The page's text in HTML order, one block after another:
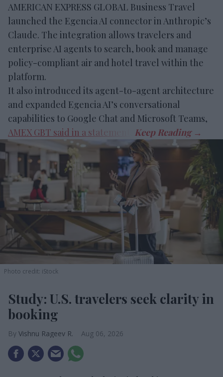
AMERICAN EXPRESS GLOBAL Business Travel
launched the Egencia AI connector in Anthropic’s
Claude. The integration allows travelers and
enterprise AI agents to search, book and manage
policy-compliant air and hotel travel within the
platform.
It also introduced its agent-to-agent architecture
and expanded Egencia AI’s conversational
capabilities to Google Chat and Microsoft Teams,
AMEX GBT said in a statement
Photo credit: iStock
Study: U.S. travelers seek clarity in
booking
Vishnu Rageev R. Aug 06, 2026